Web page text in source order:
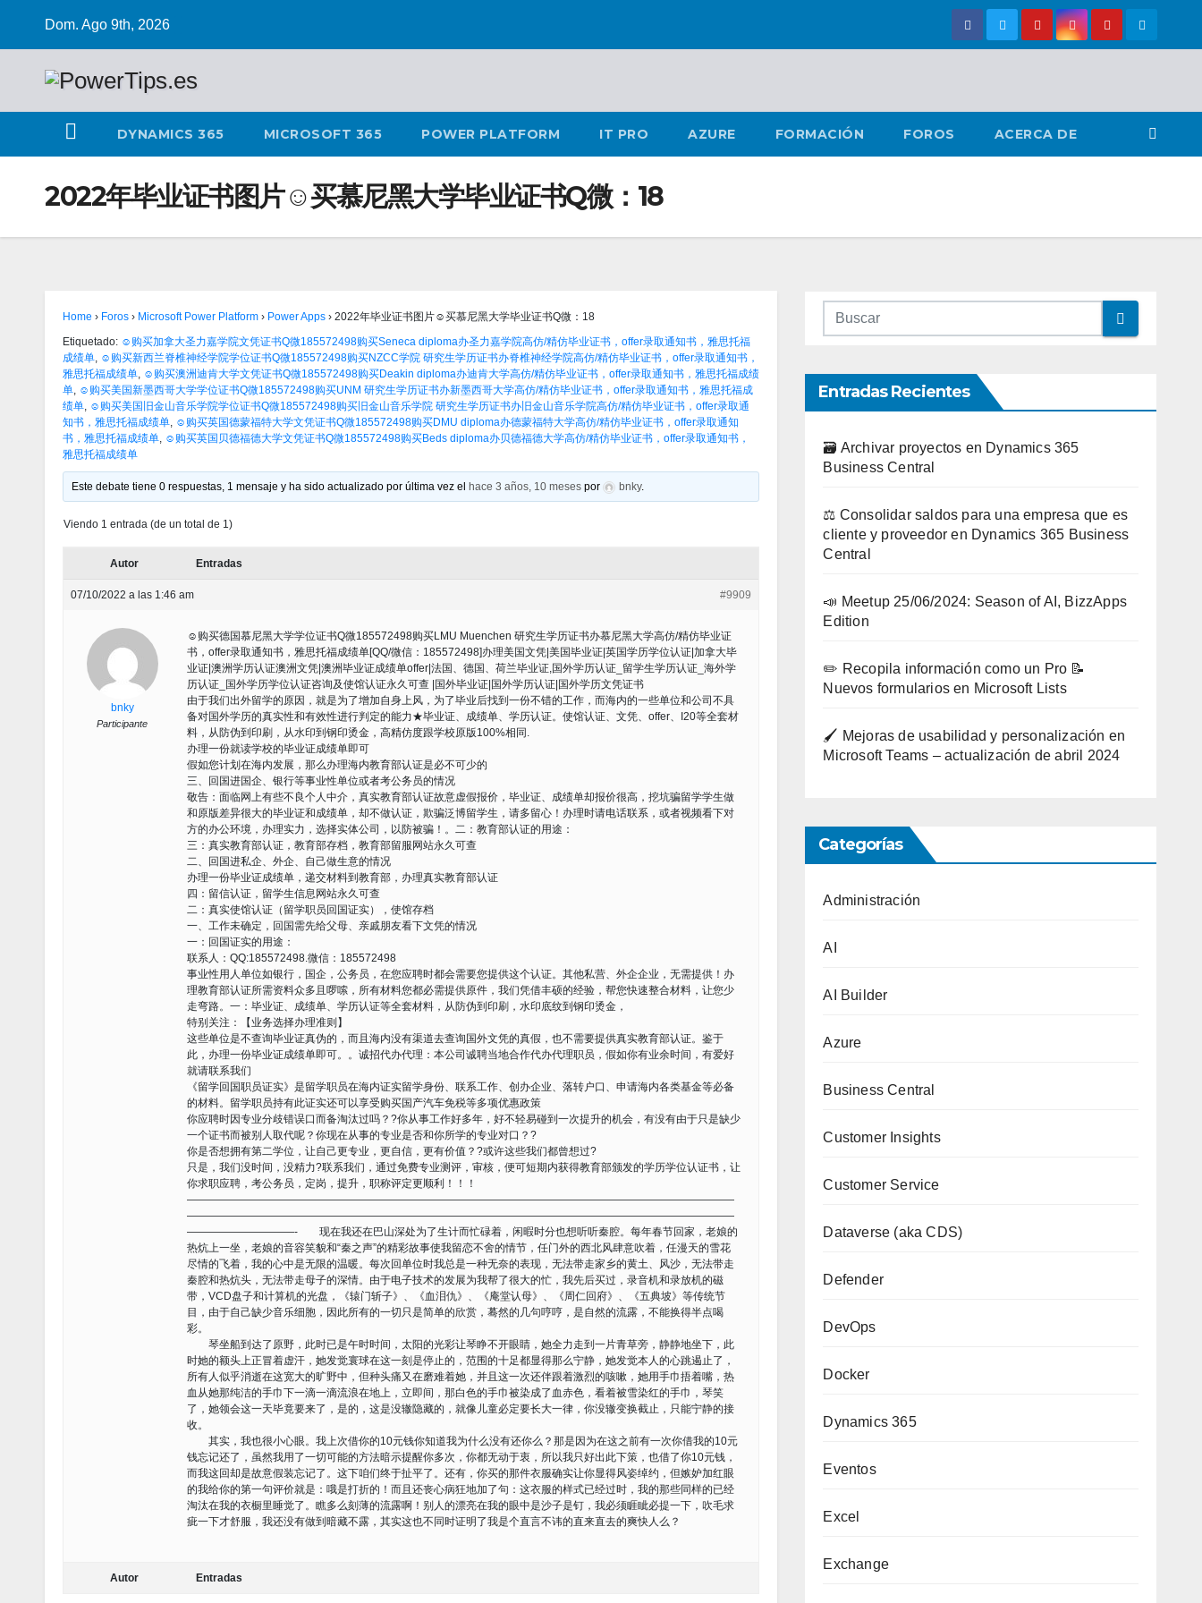
Dom. Ago 9th, 2026
DYNAMICS 365 MICROSOFT 365 POWER PLATFORM IT PRO AZURE FORMACIÓN FOROS ACERCA DE
2022年毕业证书图片☺买慕尼黑大学毕业证书Q微：18
Home › Foros › Microsoft Power Platform › Power Apps › 2022年毕业证书图片☺买慕尼黑大学毕业证书Q微：18
Etiquetado: ☺购买加拿大圣力嘉学院文凭证书Q微185572498购买Seneca diploma办圣力嘉学院高仿/精仿毕业证书，offer录取通知书，雅思托福
成绩单, ☺购买新西兰脊椎神经学院学位证书Q微185572498购买NZCC学院 研究生学历证书办脊椎神经学院高仿/精仿毕业证书，offer录取通知书，
雅思托福成绩单, ☺购买澳洲迪肯大学文凭证书Q微185572498购买Deakin diploma办迪肯大学高仿/精仿毕业证书，offer录取通知书，雅思托福成绩
单, ☺购买美国新墨西哥大学学位证书Q微185572498购买UNM 研究生学历证书办新墨西哥大学高仿/精仿毕业证书，offer录取通知书，雅思托福成
绩单, ☺购买美国旧金山音乐学院学位证书Q微185572498购买旧金山音乐学院 研究生学历证书办旧金山音乐学院高仿/精仿毕业证书，offer录取通
知书，雅思托福成绩单, ☺购买英国德蒙福特大学文凭证书Q微185572498购买DMU diploma办德蒙福特大学高仿/精仿毕业证书，offer录取通知
书，雅思托福成绩单, ☺购买英国贝德福德大学文凭证书Q微185572498购买Beds diploma办贝德福德大学高仿/精仿毕业证书，offer录取通知书，
雅思托福成绩单
Este debate tiene 0 respuestas, 1 mensaje y ha sido actualizado por última vez el hace 3 años, 10 meses por bnky.
Viendo 1 entrada (de un total de 1)
Autor Entradas
07/10/2022 a las 1:46 am #9909
bnky
Participante
☺购买德国慕尼黑大学学位证书Q微185572498购买LMU Muenchen 研究生学历证书办慕尼黑大学高仿/精仿毕业证
书，offer录取通知书，雅思托福成绩单[QQ/微信：185572498]办理美国文凭|美国毕业证|英国学历学位认证|加拿大毕
业证|澳洲学历认证澳洲文凭|澳洲毕业证成绩单offer|法国、德国、荷兰毕业证,国外学历认证_留学生学历认证_海外学
历认证_国外学历学位认证咨询及使馆认证永久可查 |国外毕业证|国外学历认证|国外学历文凭证书
由于我们出外留学的原因，就是为了增加自身上风，为了毕业后找到一份不错的工作，而海内的一些单位和公司不具
备对国外学历的真实性和有效性进行判定的能力★毕业证、成绩单、学历认证。使馆认证、文凭、offer、I20等全套材
料，从防伪到印刷，从水印到钢印烫金，高精仿度跟学校原版100%相同.
办理一份就读学校的毕业证成绩单即可
假如您计划在海内发展，那么办理海内教育部认证是必不可少的
三、回国进国企、银行等事业性单位或者考公务员的情况
敬告：面临网上有些不良个人中介，真实教育部认证故意虚假报价，毕业证、成绩单却报价很高，挖坑骗留学学生做
和原版差异很大的毕业证和成绩单，却不做认证，欺骗泛博留学生，请多留心！办理时请电话联系，或者视频看下对
方的办公环境，办理实力，选择实体公司，以防被骗！。二：教育部认证的用途：
三：真实教育部认证，教育部存档，教育部留服网站永久可查
二、回国进私企、外企、自己做生意的情况
办理一份毕业证成绩单，递交材料到教育部，办理真实教育部认证
四：留信认证，留学生信息网站永久可查
二：真实使馆认证（留学职员回国证实），使馆存档
一、工作未确定，回国需先给父母、亲戚朋友看下文凭的情况
一：回国证实的用途：
联系人：QQ:185572498.微信：185572498
事业性用人单位如银行，国企，公务员，在您应聘时都会需要您提供这个认证。其他私营、外企企业，无需提供！办
理教育部认证所需资料众多且啰嗦，所有材料您都必需提供原件，我们凭借丰硕的经验，帮您快速整合材料，让您少
走弯路。一：毕业证、成绩单、学历认证等全套材料，从防伪到印刷，水印底纹到钢印烫金，
特别关注：【业务选择办理准则】
这些单位是不查询毕业证真伪的，而且海内没有渠道去查询国外文凭的真假，也不需要提供真实教育部认证。鉴于
此，办理一份毕业证成绩单即可。。诚招代办代理：本公司诚聘当地合作代办代理职员，假如你有业余时间，有爱好
就请联系我们
《留学回国职员证实》是留学职员在海内证实留学身份、联系工作、创办企业、落转户口、申请海内各类基金等必备
的材料。留学职员持有此证实还可以享受购买国产汽车免税等多项优惠政策
你应聘时因专业分歧错误口而备淘汰过吗？?你从事工作好多年，好不轻易碰到一次提升的机会，有没有由于只是缺少
一个证书而被别人取代呢？你现在从事的专业是否和你所学的专业对口？?
你是否想拥有第二学位，让自己更专业，更自信，更有价值？?或许这些我们都曾想过?
只是，我们没时间，没精力?联系我们，通过免费专业测评，审核，便可短期内获得教育部颁发的学历学位认证书，让
你求职应聘，考公务员，定岗，提升，职称评定更顺利！！！
———————————————————————————————————————————————————
———————————————————————————————————————————————————
——————————- 现在我还在巴山深处为了生计而忙碌着，闲暇时分也想听听秦腔。每年春节回家，老娘的
热炕上一坐，老娘的音容笑貌和“秦之声”的精彩故事使我留恋不舍的情节，任门外的西北风肆意吹着，任漫天的雪花
尽情的飞着，我的心中是无限的温暖。每次回单位时我总是一种无奈的表现，无法带走家乡的黄土、风沙，无法带走
秦腔和热炕头，无法带走母子的深情。由于电子技术的发展为我帮了很大的忙，我先后买过，录音机和录放机的磁
带，VCD盘子和计算机的光盘，《辕门斩子》、《血泪仇》、《庵堂认母》、《周仁回府》、《五典坡》等传统节
目，由于自己缺少音乐细胞，因此所有的一切只是简单的欣赏，蓦然的几句哼哼，是自然的流露，不能换得半点喝
彩。
琴坐船到达了原野，此时已是午时时间，太阳的光彩让琴睁不开眼睛，她全力走到一片青草旁，静静地坐下，此
时她的额头上正冒着虚汗，她发觉寰球在这一刻是停止的，范围的十足都显得那么宁静，她发觉本人的心跳遏止了，
所有人似乎消逝在这宽大的旷野中，但种头痛又在磨难着她，并且这一次还伴跟着激烈的咳嗽，她用手巾捂着嘴，热
血从她那纯洁的手巾下一滴一滴流浪在地上，立即间，那白色的手巾被染成了血赤色，看着被雪染红的手巾，琴笑
了，她领会这一天毕竟要来了，是的，这是没辙隐藏的，就像儿童必定要长大一律，你没辙变换截止，只能宁静的接
收。
其实，我也很小心眼。我上次借你的10元钱你知道我为什么没有还你么？那是因为在这之前有一次你借我的10元
钱忘记还了，虽然我用了一切可能的方法暗示提醒你多次，你都无动于衷，所以我只好出此下策，也借了你10元钱，
而我这回却是故意假装忘记了。这下咱们终于扯平了。还有，你买的那件衣服确实让你显得风姿绰约，但嫉妒加红眼
的我给你的第一句评价就是：哦是打折的！而且还丧心病狂地加了句：这衣服的样式已经过时，我的那些同样的已经
淘汰在我的衣橱里睡觉了。瞧多么刻薄的流露啊！别人的漂亮在我的眼中是沙子是钉，我必须睚眦必提一下，吹毛求
疵一下才舒服，我还没有做到暗藏不露，其实这也不同时证明了我是个直言不讳的直来直去的爽快人么？
Autor Entradas
Entradas Recientes
🗃️ Archivar proyectos en Dynamics 365
Business Central
⚖️ Consolidar saldos para una empresa que es
cliente y proveedor en Dynamics 365 Business
Central
📣 Meetup 25/06/2024: Season of AI, BizzApps
Edition
✏️ Recopila información como un Pro 📝
Nuevos formularios en Microsoft Lists
🖌️ Mejoras de usabilidad y personalización en
Microsoft Teams – actualización de abril 2024
Categorías
Administración
AI
AI Builder
Azure
Business Central
Customer Insights
Customer Service
Dataverse (aka CDS)
Defender
DevOps
Docker
Dynamics 365
Eventos
Excel
Exchange